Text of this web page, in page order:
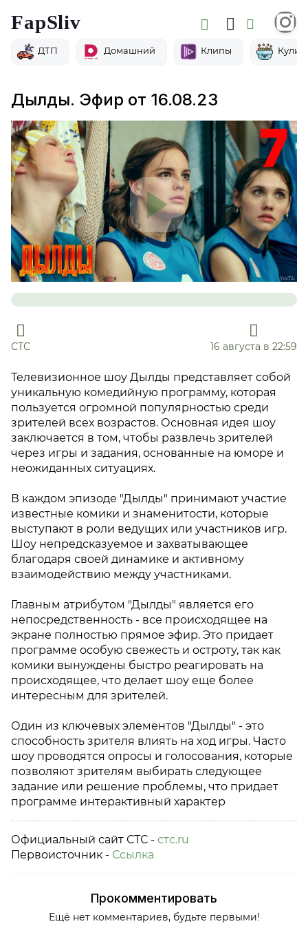
FapSliv
ДТП Домашний Клипы
Дылды. Эфир от 16.08.23
СТС 16 августа в 22:59
Телевизионное шоу Дылды представляет собой
уникальную комедийную программу, которая
пользуется огромной популярностью среди
зрителей всех возрастов. Основная идея шоу
заключается в том, чтобы развлечь зрителей
через игры и задания, основанные на юморе и
неожиданных ситуациях.
В каждом эпизоде "Дылды" принимают участие
известные комики и знаменитости, которые
выступают в роли ведущих или участников игр.
Шоу непредсказуемое и захватывающее
благодаря своей динамике и активному
взаимодействию между участниками.
Главным атрибутом "Дылды" является его
непосредственность - все происходящее на
экране полностью прямое эфир. Это придает
программе особую свежесть и остроту, так как
комики вынуждены быстро реагировать на
происходящее, что делает шоу еще более
интересным для зрителей.
Один из ключевых элементов "Дылды" - это
способность зрителя влиять на ход игры. Часто
шоу проводятся опросы и голосования, которые
позволяют зрителям выбирать следующее
задание или решение проблемы, что придает
программе интерактивный характер
Официальный сайт СТС - стс.ru
Первоисточник - Ссылка
Прокомментировать
Ещё нет комментариев, будьте первыми!